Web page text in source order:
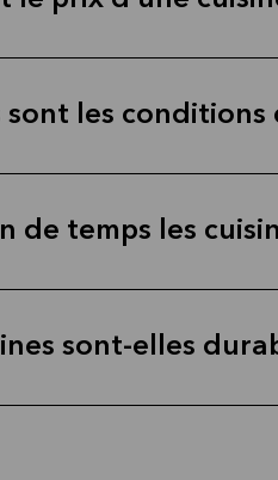
sont les conditions
de temps les
sont-elles